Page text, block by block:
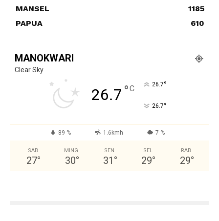
MANSEL
1185
PAPUA
610
MANOKWARI
Clear Sky
26.7 °C 26.7°
26.7°
89 % 1.6kmh 7 %
SAB
27°
MING
30°
SEN
31 °
SEL
29°
RAB
29°